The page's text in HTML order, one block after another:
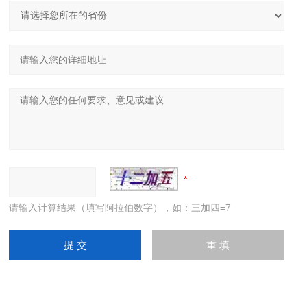
请输入计算结果（填写阿拉伯数字），如：三加四=7